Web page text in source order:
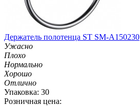
Держатель полотенца ST SM-A150230
Ужасно
Плохо
Нормально
Хорошо
Отлично
Упаковка: 30
Розничная цена: